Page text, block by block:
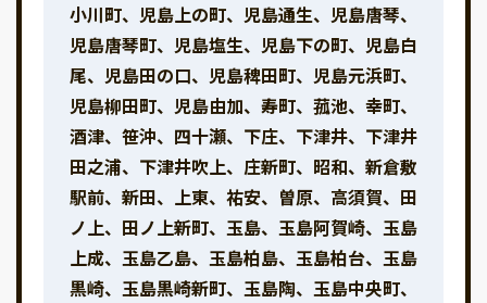
小川町、児島上の町、児島通生、児島唐琴、
児島唐琴町、児島塩生、児島下の町、児島白
尾、児島田の口、児島稗田町、児島元浜町、
児島柳田町、児島由加、寿町、菰池、幸町、
酒津、笹沖、四十瀬、下庄、下津井、下津井
田之浦、下津井吹上、庄新町、昭和、新倉敷
駅前、新田、上東、祐安、曽原、高須賀、田
ノ上、田ノ上新町、玉島、玉島阿賀崎、玉島
上成、玉島乙島、玉島柏島、玉島柏台、玉島
黒崎、玉島黒崎新町、玉島陶、玉島中央町、